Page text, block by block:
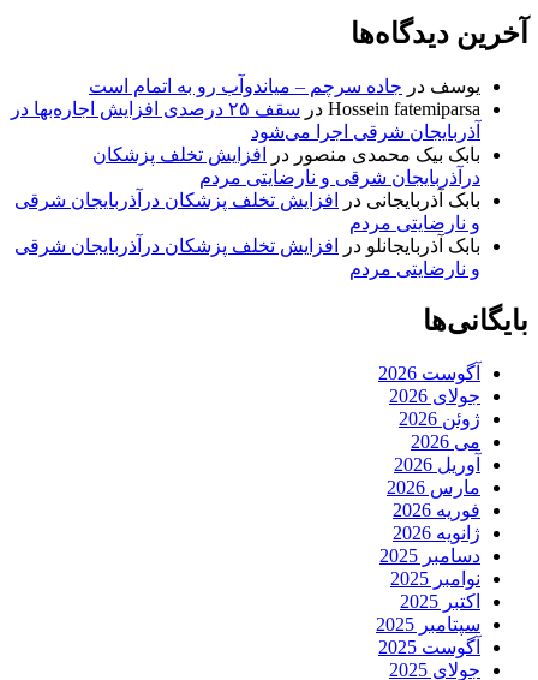
آخرین دیدگاه‌ها
یوسف در جاده سرچم – میاندوآب رو به اتمام است
Hossein fatemiparsa در
سقف ۲۵ درصدی افزایش اجاره‌بها در
آذربایجان شرقی اجرا می‌شود
بابک بیک محمدی منصور در
افزایش تخلف پزشکان
درآذربایجان شرقی و نارضایتی مردم
بابک آذربایجانی در
افزایش تخلف پزشکان درآذربایجان شرقی
و نارضایتی مردم
بابک آذربایجانلو در
افزایش تخلف پزشکان درآذربایجان شرقی
و نارضایتی مردم
بایگانی‌ها
آگوست 2026
جولای 2026
ژوئن 2026
می 2026
آوریل 2026
مارس 2026
فوریه 2026
ژانویه 2026
دسامبر 2025
نوامبر 2025
اکتبر 2025
سپتامبر 2025
آگوست 2025
جولای 2025